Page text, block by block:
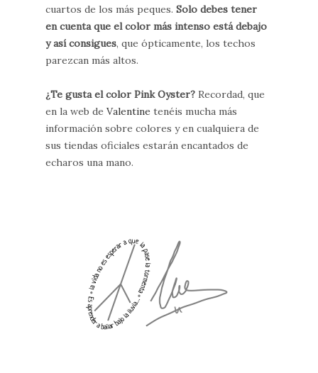
cuartos de los más peques. Solo debes tener
en cuenta que el color más intenso está debajo
y así consigues, que ópticamente, los techos
parezcan más altos.
¿Te gusta el color Pink Oyster? Recordad, que
en la web de Valentine tenéis mucha más
información sobre colores y en cualquiera de
sus tiendas oficiales estarán encantados de
echaros una mano.